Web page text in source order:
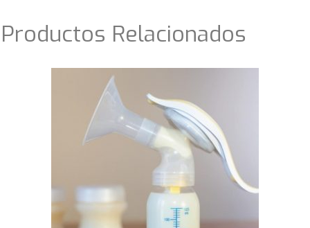
Productos Relacionados